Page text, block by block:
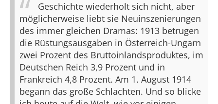
Geschichte wiederholt sich nicht, aber
möglicherweise liebt sie Neuinszenierungen
des immer gleichen Dramas: 1913 betrugen
die Rüstungsausgaben in Österreich-Ungarn
zwei Prozent des Bruttoinlandsproduktes, im
Deutschen Reich 3,9 Prozent und in
Frankreich 4,8 Prozent. Am 1. August 1914
begann das große Schlachten. Und so blicke